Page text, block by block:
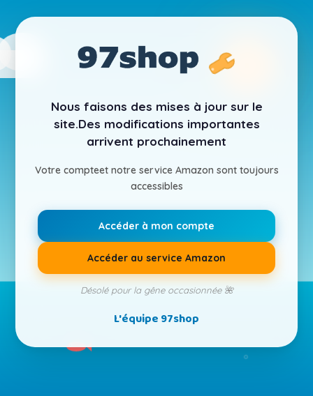
Nous faisons des mises à jour sur le
site.Des modifications importantes
arrivent prochainement
Votre compteet notre service Amazon sont toujours
accessibles
Accéder à mon compte
Accéder au service Amazon
Désolé pour la gêne occasionnée 🌺
L'équipe 97shop